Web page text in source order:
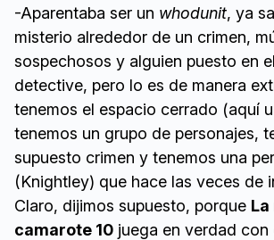
-Aparentaba ser un whodunit, ya
misterio alrededor de un crimen,
sospechosos y alguien puesto en
detective, pero lo es de manera
tenemos el espacio cerrado (aquí
tenemos un grupo de personajes,
supuesto crimen y tenemos una
(Knightley) que hace las veces de
Claro, dijimos supuesto, porque
camarote 10 juega en verdad con